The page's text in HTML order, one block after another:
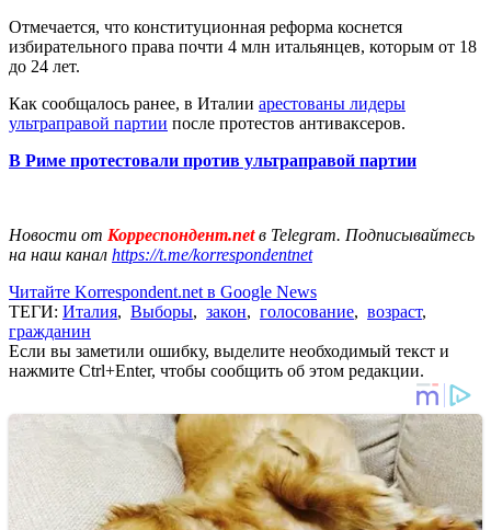
Отмечается, что конституционная реформа коснется
избирательного права почти 4 млн итальянцев, которым от 18
до 24 лет.
Как сообщалось ранее, в Италии арестованы лидеры
ультраправой партии после протестов антиваксеров.
В Риме протестовали против ультраправой партии
Новости от Корреспондент.netв Telegram. Подписывайтесь
на наш канал https://t.me/korrespondentnet
Читайте Korrespondent.net в Google News
ТЕГИ: Италия, Выборы, закон, голосование, возраст,
гражданин
Если вы заметили ошибку, выделите необходимый текст и
нажмите Ctrl+Enter, чтобы сообщить об этом редакции.